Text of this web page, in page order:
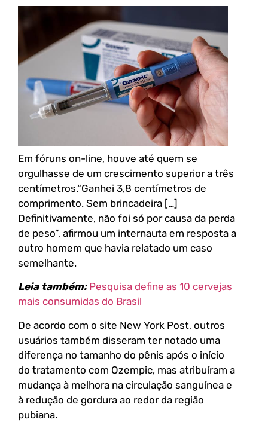
Em fóruns on-line, houve até quem se
orgulhasse de um crescimento superior a três
centímetros.“Ganhei 3,8 centímetros de
comprimento. Sem brincadeira […]
Definitivamente, não foi só por causa da perda
de peso”, afirmou um internauta em resposta a
outro homem que havia relatado um caso
semelhante.
Leia também: Pesquisa define as 10 cervejas
mais consumidas do Brasil
De acordo com o site New York Post, outros
usuários também disseram ter notado uma
diferença no tamanho do pênis após o início
do tratamento com Ozempic, mas atribuíram a
mudança à melhora na circulação sanguínea e
à redução de gordura ao redor da região
pubiana.